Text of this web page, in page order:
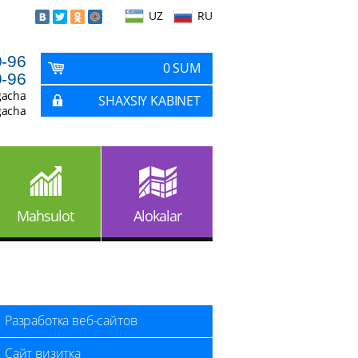
UZ RU
96
96
0 SUM
SHAXSIY KABINET
Mahsulot Alokalar
Разработка веб-сайтов
Сайт визитка